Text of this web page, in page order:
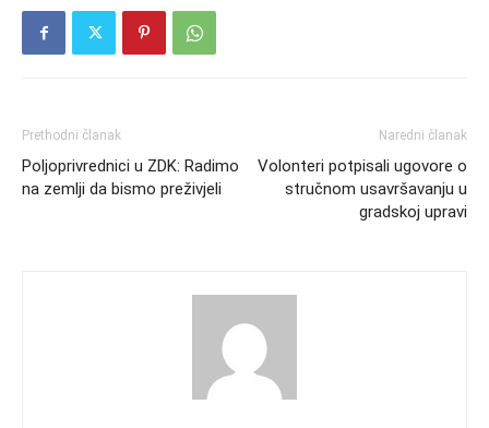
Prethodni članak
Poljoprivrednici u ZDK: Radimo
na zemlji da bismo preživjeli
Naredni članak
Volonteri potpisali ugovore o
stručnom usavršavanju u
gradskoj upravi